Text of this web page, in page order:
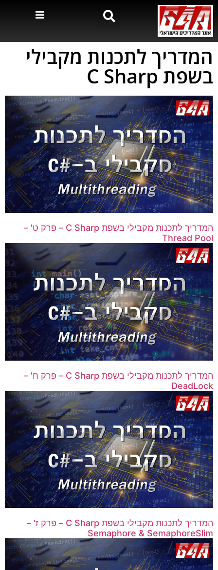
המדריך לתכנות מקבילי
בשפת C Sharp
המדריך לתכנות מקבילי בשפת C Sharp – פרק ט' –
Thread Pool
המדריך לתכנות מקבילי בשפת C Sharp – פרק ח' –
DeadLock
המדריך לתכנות מקבילי בשפת C Sharp – פרק ז' –
Semaphore & SemaphoreSlim